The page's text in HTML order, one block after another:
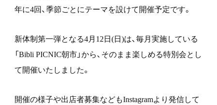
年に4回、季節ごとにテーマを設けて開催予定です。
新体制第一弾となる4月12日(日)は、毎月実施している
「Bibli PICNIC朝市」から、そのまま楽しめる特別会とし
て開催いたしました。
開催の様子や出店者募集などもInstagramより発信して